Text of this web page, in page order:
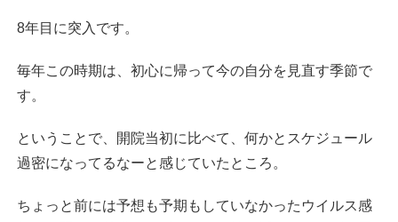
8年目に突入です。
毎年この時期は、初心に帰って今の自分を見直す季節で
す。
ということで、開院当初に比べて、何かとスケジュール
過密になってるなーと感じていたところ。
ちょっと前には予想も予期もしていなかったウイルス感